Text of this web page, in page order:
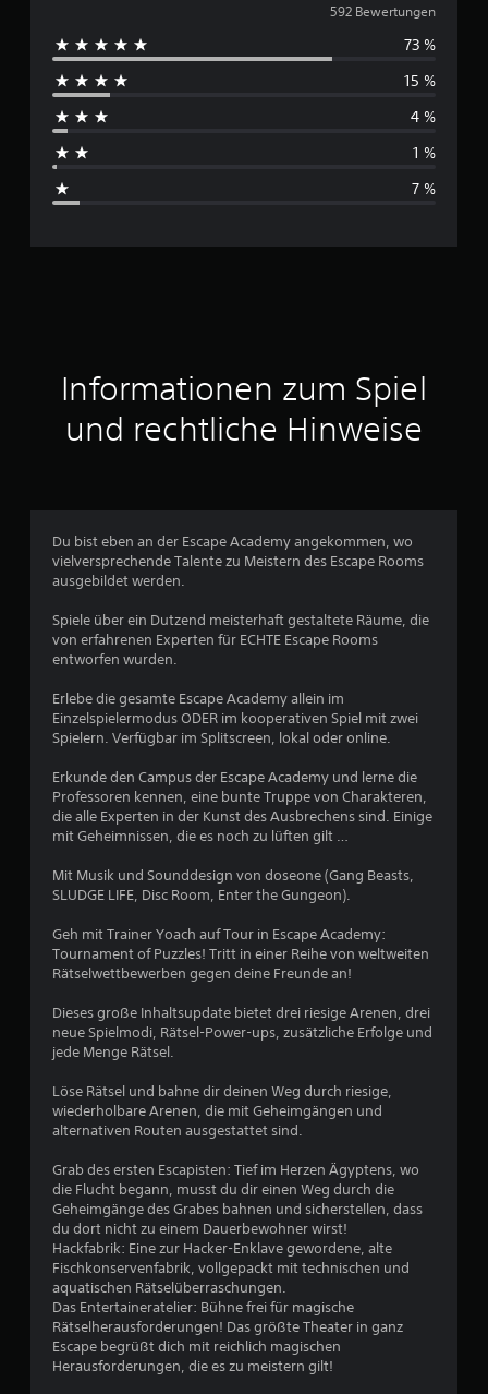
u
r
c
h
t
t
c
e
e
r
t
n
:
4
v
o
592 Bewertungen
73 %
15 %
4 %
1 %
7 %
Informationen zum Spiel
und rechtliche Hinweise
Du bist eben an der Escape Academy angekommen, wo
vielversprechende Talente zu Meistern des Escape Rooms
ausgebildet werden.
Spiele über ein Dutzend meisterhaft gestaltete Räume, die
von erfahrenen Experten für ECHTE Escape Rooms
entworfen wurden.
Erlebe die gesamte Escape Academy allein im
Einzelspielermodus ODER im kooperativen Spiel mit zwei
Spielern. Verfügbar im Splitscreen, lokal oder online.
Erkunde den Campus der Escape Academy und lerne die
Professoren kennen, eine bunte Truppe von Charakteren,
die alle Experten in der Kunst des Ausbrechens sind. Einige
mit Geheimnissen, die es noch zu lüften gilt …
Mit Musik und Sounddesign von doseone (Gang Beasts,
SLUDGE LIFE, Disc Room, Enter the Gungeon).
Geh mit Trainer Yoach auf Tour in Escape Academy:
Tournament of Puzzles! Tritt in einer Reihe von weltweiten
Rätselwettbewerben gegen deine Freunde an!
Dieses große Inhaltsupdate bietet drei riesige Arenen, drei
neue Spielmodi, Rätsel-Power-ups, zusätzliche Erfolge und
jede Menge Rätsel.
Löse Rätsel und bahne dir deinen Weg durch riesige,
wiederholbare Arenen, die mit Geheimgängen und
alternativen Routen ausgestattet sind.
Grab des ersten Escapisten: Tief im Herzen Ägyptens, wo
die Flucht begann, musst du dir einen Weg durch die
Geheimgänge des Grabes bahnen und sicherstellen, dass
du dort nicht zu einem Dauerbewohner wirst!
Hackfabrik: Eine zur Hacker-Enklave gewordene, alte
Fischkonservenfabrik, vollgepackt mit technischen und
aquatischen Rätselüberraschungen.
Das Entertaineratelier: Bühne frei für magische
Rätselherausforderungen! Das größte Theater in ganz
Escape begrüßt dich mit reichlich magischen
Herausforderungen, die es zu meistern gilt!